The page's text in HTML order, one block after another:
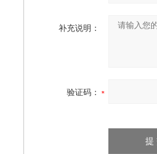
补充说明：
验证码：